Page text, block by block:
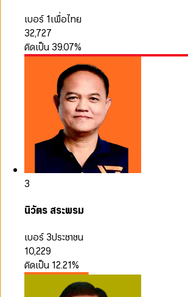
เบอร์ 1เพื่อไทย
32,727
คิดเป็น 39.07%
3
นิวัตร สระพรม
เบอร์ 3ประชาชน
10,229
คิดเป็น 12.21%